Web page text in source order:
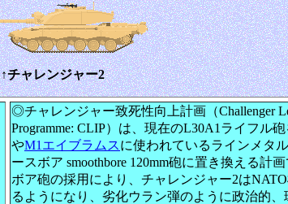
↑チャレンジャー2
◎チャレンジャー致死性向上計画（Challenger
Programme: CLIP）は、現在のL30A1ライフル
やM1エイブラムスに使われているラインメタ
ースボア smoothbore 120mm砲に置き換える計
ボア砲の採用により、チャレンジャー2は
るようになり、劣化ウラン弾のように政治的